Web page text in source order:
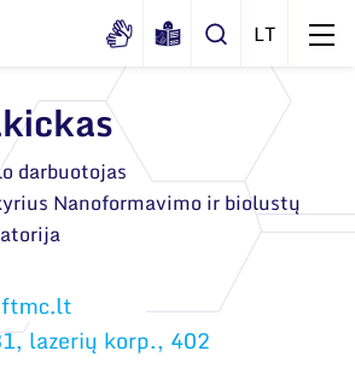
ir akreditavimo pažymėjimai
pirkimai
prevencija
skyriai
skyriai
darbuotojas
Nanoformavimo ir biolustų
lazerių korp., 402